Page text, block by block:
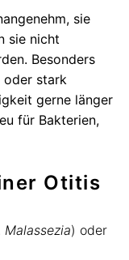
sie
sie nicht
Besonders
oder stark
gerne länger
für Bakterien,
Otitis
Malassezia) oder